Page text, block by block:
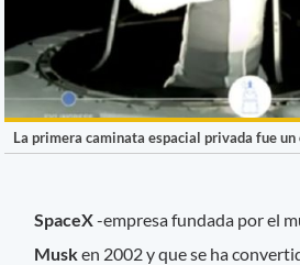
La primera caminata espacial privada fue
SpaceX-empresa fundada por el
Musken 2002 y que se ha